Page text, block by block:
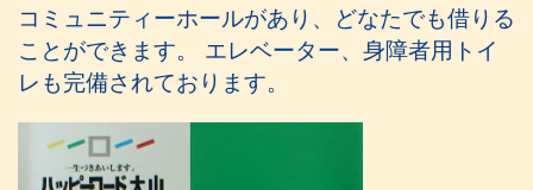
コミュニティーホールがあり、どなたでも借りる
ことができます。 エレベーター、身障者用トイ
レも完備されております。